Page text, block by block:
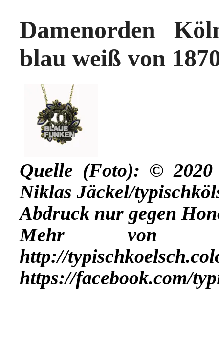
Damenorden
blau weiß von
Quelle (Foto): © 2020
Niklas Jäckel/
Abdruck nur gegen
Mehr
http://
https://facebook.com/